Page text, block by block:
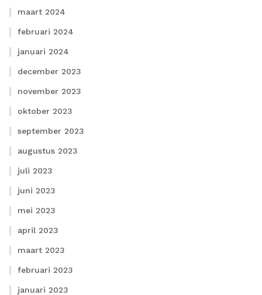
maart 2024
februari 2024
januari 2024
december 2023
november 2023
oktober 2023
september 2023
augustus 2023
juli 2023
juni 2023
mei 2023
april 2023
maart 2023
februari 2023
januari 2023